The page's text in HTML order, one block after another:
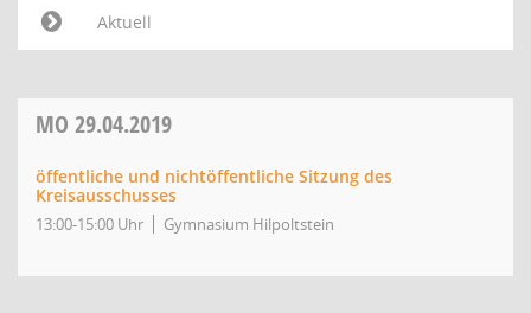
Aktuell
MO 29.04.2019
öffentliche und nichtöffentliche Sitzung des
Kreisausschusses
13:00-15:00 Uhr Gymnasium Hilpoltstein